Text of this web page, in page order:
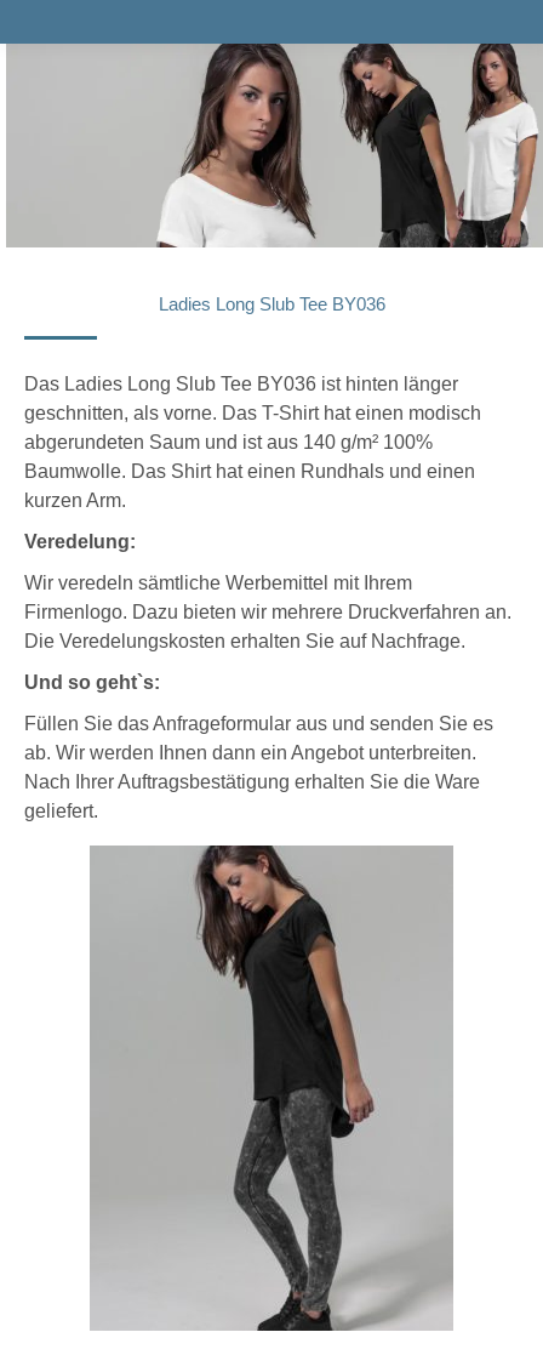
Ladies Long Slub Tee BY036
Das Ladies Long Slub Tee BY036 ist hinten länger
geschnitten, als vorne. Das T-Shirt hat einen modisch
abgerundeten Saum und ist aus 140 g/m² 100%
Baumwolle. Das Shirt hat einen Rundhals und einen
kurzen Arm.
Veredelung:
Wir veredeln sämtliche Werbemittel mit Ihrem
Firmenlogo. Dazu bieten wir mehrere Druckverfahren an.
Die Veredelungskosten erhalten Sie auf Nachfrage.
Und so geht`s:
Füllen Sie das Anfrageformular aus und senden Sie es
ab. Wir werden Ihnen dann ein Angebot unterbreiten.
Nach Ihrer Auftragsbestätigung erhalten Sie die Ware
geliefert.